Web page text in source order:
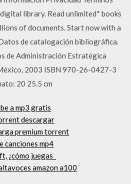
library. Read unlimited* books
of documents. Start now with a
de catalogación bibliográfica.
de Administración Estratégica
2003 ISBN 970-26-0427-3
20 25.5 cm
a mp3 gratis
descargar
premium torrent
canciones mp4
¿cómo juegas_
amazon a100